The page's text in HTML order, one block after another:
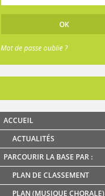
Mot de passe oublié ?
ACCUEIL
ACTUALITÉS
PARCOURIR LA BASE PAR :
PLAN DE CLASSEMENT
PLAN (MUSIQUE CHORALE)